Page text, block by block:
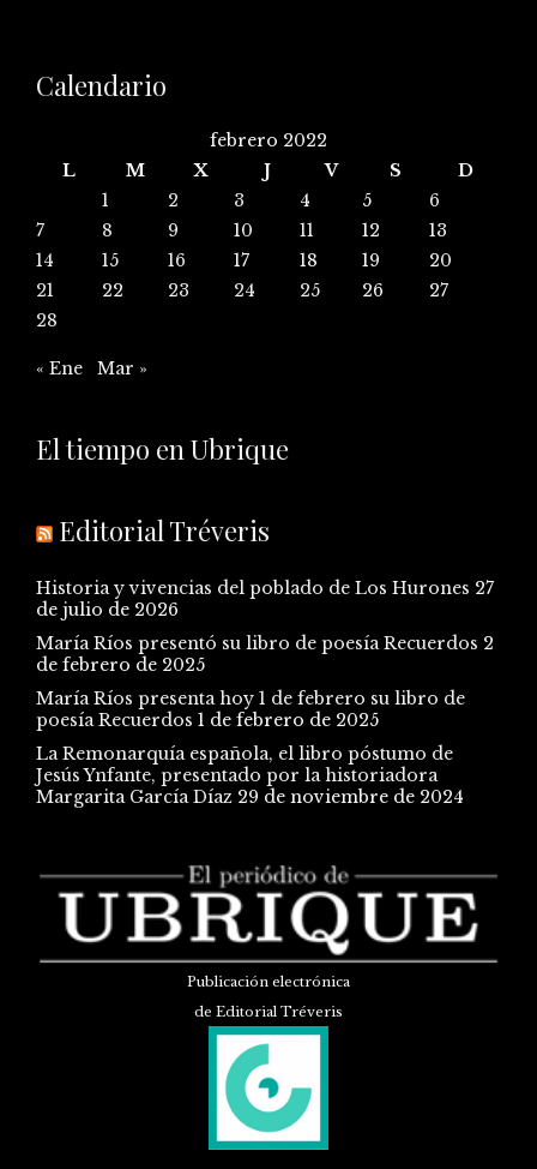
Calendario
febrero 2022
L
M X J V S
D
1
2 3 4 5
6
7
8 9 10 11 12
13
14
15 16 17 18 19
20
21
22 23 24 25 26
27
28
« Ene Mar »
El tiempo en Ubrique
Editorial Tréveris
Historia y vivencias del poblado de Los Hurones 27
de julio de 2026
María Ríos presentó su libro de poesía Recuerdos 2
de febrero de 2025
María Ríos presenta hoy 1 de febrero su libro de
poesía Recuerdos 1 de febrero de 2025
La Remonarquía española, el libro póstumo de
Jesús Ynfante, presentado por la historiadora
Margarita García Díaz 29 de noviembre de 2024
Publicación electrónica
de Editorial Tréveris